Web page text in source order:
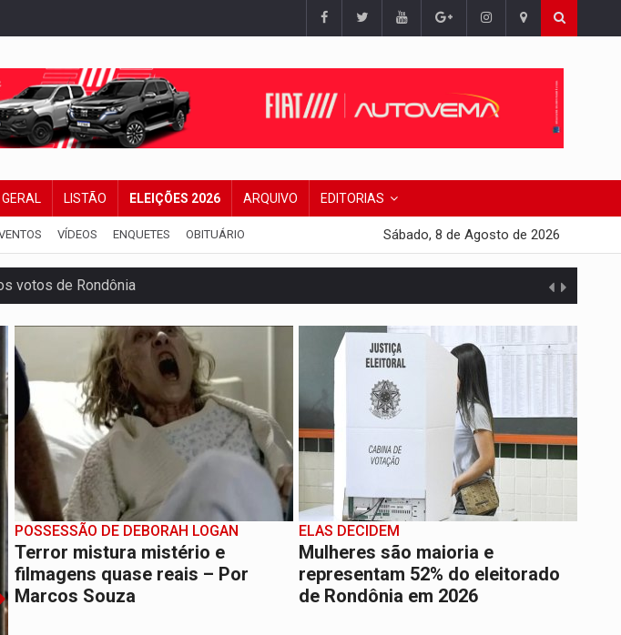
GERAL LISTÃO ELEIÇÕES 2026 ARQUIVO EDITORIAS
VÍDEOS ENQUETES OBITUÁRIO Sábado, 8 de Agosto de 2026
para tudo ou nada
sob sigilo
para Rondônia
em Super Nova Era
corredor da cocaína
de uma ferrovia desgovernada
atingida por erosão na EFMM
após condenação do matador do filho
votos de Rondônia
POSSESSÃO DE DEBORAH LOGAN
Terror mistura mistério e
filmagens quase reais – Por
Marcos Souza
ELAS DECIDEM
Mulheres são maioria e
representam 52% do eleitorado
de Rondônia em 2026